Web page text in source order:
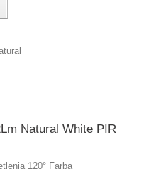
Natural White PIR
120° Farba